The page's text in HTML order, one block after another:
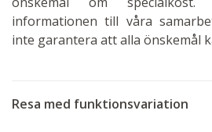
informationen till våra
inte garantera att alla önskemål
Resa med funktionsvariation